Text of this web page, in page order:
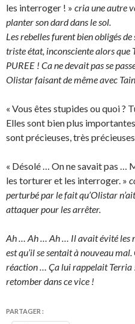
les interroger ! » cria une autre
planter son dard dans le sol.
Les rebelles furent bien obligés
triste état, inconsciente alors que
PUREE ! Ca ne devait pas se
Olistar faisant de même avec
« Vous êtes stupides ou quoi ?
Elles sont bien plus
sont précieuses, très
« Désolé … On ne savait pas …
les torturer et les interroger. »
perturbé par le fait qu’Olistar
attaquer pour les arrêter.
Ah … Ah … Ah … Il avait évité les
est qu’il se sentait à nouveau
réaction … Ça lui rappelait
retomber dans ce vice !
PARTAGER :